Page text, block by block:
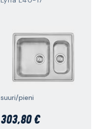
suuri/pieni
303,80 €